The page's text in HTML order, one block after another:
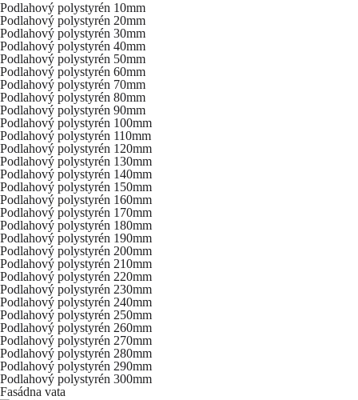
Podlahový polystyrén 10mm
Podlahový polystyrén 20mm
Podlahový polystyrén 30mm
Podlahový polystyrén 40mm
Podlahový polystyrén 50mm
Podlahový polystyrén 60mm
Podlahový polystyrén 70mm
Podlahový polystyrén 80mm
Podlahový polystyrén 90mm
Podlahový polystyrén 100mm
Podlahový polystyrén 110mm
Podlahový polystyrén 120mm
Podlahový polystyrén 130mm
Podlahový polystyrén 140mm
Podlahový polystyrén 150mm
Podlahový polystyrén 160mm
Podlahový polystyrén 170mm
Podlahový polystyrén 180mm
Podlahový polystyrén 190mm
Podlahový polystyrén 200mm
Podlahový polystyrén 210mm
Podlahový polystyrén 220mm
Podlahový polystyrén 230mm
Podlahový polystyrén 240mm
Podlahový polystyrén 250mm
Podlahový polystyrén 260mm
Podlahový polystyrén 270mm
Podlahový polystyrén 280mm
Podlahový polystyrén 290mm
Podlahový polystyrén 300mm
Fasádna vata